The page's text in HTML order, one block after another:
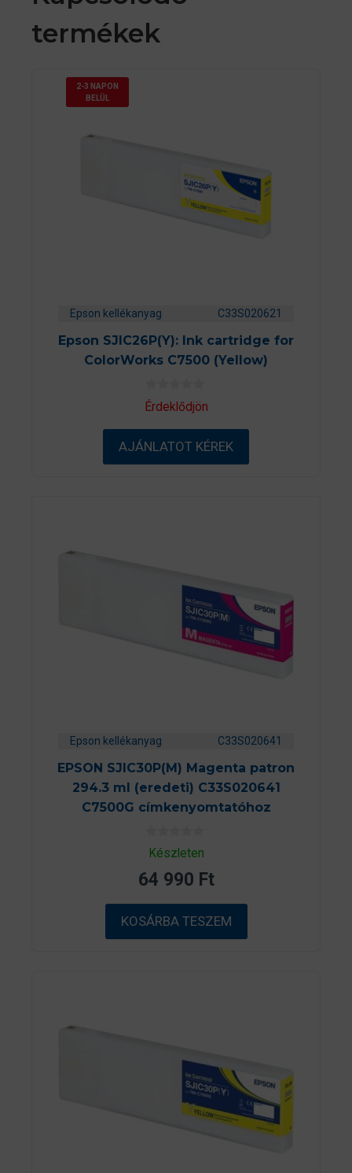
termékek
2-3 NAPON
BELÜL
Epson kellékanyag C33S020621
Epson SJIC26P(Y): Ink cartridge for
ColorWorks C7500 (Yellow)
0
a
-
ő
Érdeklődjön
AJÁNLATOT KÉREK
Epson kellékanyag C33S020641
EPSON SJIC30P(M) Magenta patron
294.3 ml (eredeti) C33S020641
C7500G címkenyomtatóhoz
0
a
5
b
ő
l
Készleten
64 990 Ft
KOSÁRBA TESZEM